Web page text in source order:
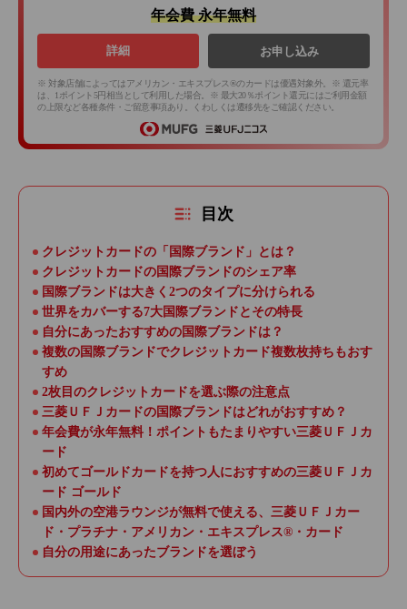
年会費 永年無料
詳細 お申し込み
※ 対象店舗によってはアメリカン・エキスプレス®のカードは優遇対象外。※ 還元率
は、1ポイント5円相当として利用した場合。※ 最大20％ポイント還元にはご利用金額
の上限など各種条件・ご留意事項あり。くわしくは遷移先をご確認ください。
目次
クレジットカードの「国際ブランド」とは？
クレジットカードの国際ブランドのシェア率
国際ブランドは大きく2つのタイプに分けられる
世界をカバーする7大国際ブランドとその特長
自分にあったおすすめの国際ブランドは？
複数の国際ブランドでクレジットカード複数枚持ちもおす
すめ
2枚目のクレジットカードを選ぶ際の注意点
三菱ＵＦＪカードの国際ブランドはどれがおすすめ？
年会費が永年無料！ポイントもたまりやすい三菱ＵＦＪカ
ード
初めてゴールドカードを持つ人におすすめの三菱ＵＦＪカ
ード ゴールド
国内外の空港ラウンジが無料で使える、三菱ＵＦＪカー
ド・プラチナ・アメリカン・エキスプレス®・カード
自分の用途にあったブランドを選ぼう